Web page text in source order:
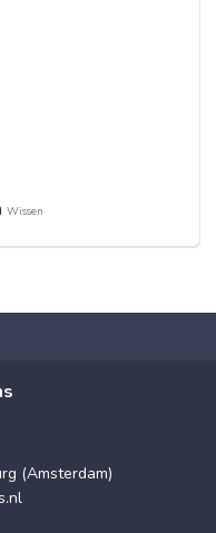
Wissen
(Amsterdam)